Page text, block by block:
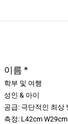
이름 *
학부 및 여행
성인 & 아이
공급: 극단적인 최상
측정: L42cm